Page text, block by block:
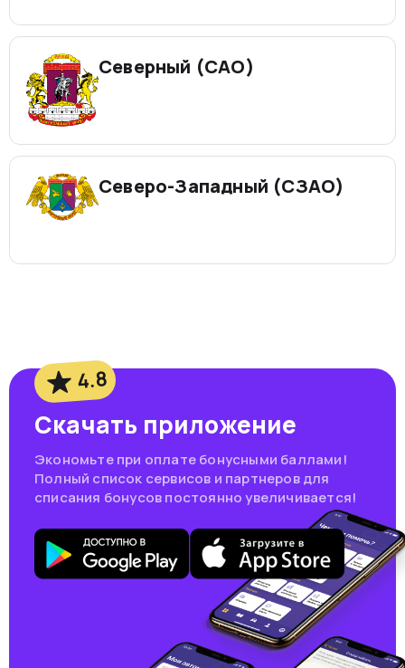
Северный (САО)
Северо-Западный (СЗАО)
4.8
Скачать приложение
Экономьте при оплате бонусными баллами!
Полный список сервисов и партнеров для
списания бонусов постоянно увеличивается!